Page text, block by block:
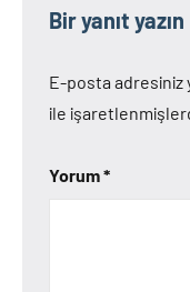
Bir yanıt yazın
E-posta adresiniz
ile
Yorum*